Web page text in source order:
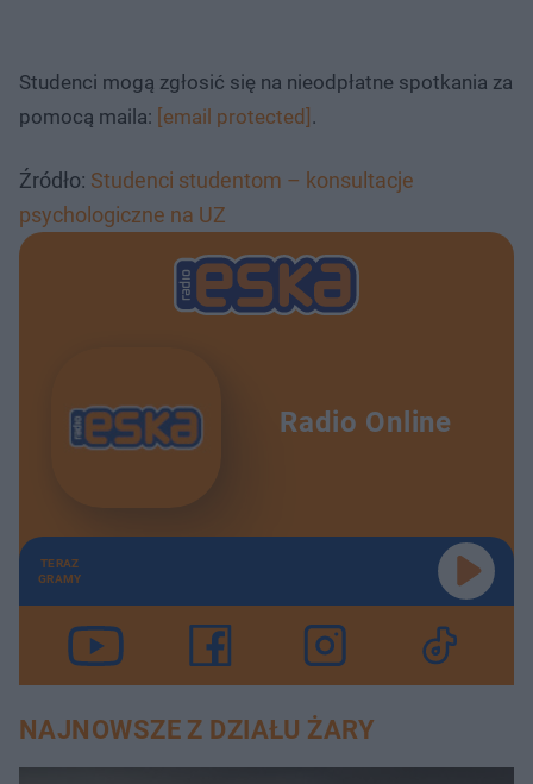
Studenci mogą zgłosić się na nieodpłatne spotkania za
pomocą maila: [email protected] .
Źródło: Studenci studentom – konsultacje
psychologiczne na UZ
Radio Online
TERAZ
GRAMY
NAJNOWSZE Z DZIAŁU ŻARY